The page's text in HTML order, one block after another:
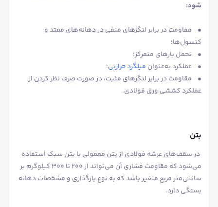
شود:
• مقاومت در برابر لنگرهای منفی در دهانه‌های ممتد و
کنسول‌ها؛
• تحمل بارهای متمرکز؛
• عملکرد به‌عنوان میلگرد حرارتی؛
• مقاومت در برابر لنگرهای مثبت، در صورت صرف نظر کردن از
عملکرد کششی ورق فولادی.
بتن
در سقف‌های عرشه فولادی از بتن معمولی یا بتن سبک استفاده
می‌شود که مقاومت فشاری آن می‌تواند از 200 تا 300 کیلوگرم بر
سانتی‌متر مربع متغیر باشد که به نوع بارگذاری و مشخصات دهانه
بستگی دارد.